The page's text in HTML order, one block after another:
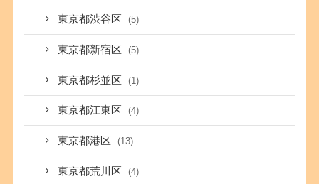
東京都渋谷区 (5)
東京都新宿区 (5)
東京都杉並区 (1)
東京都江東区 (4)
東京都港区 (13)
東京都荒川区 (4)